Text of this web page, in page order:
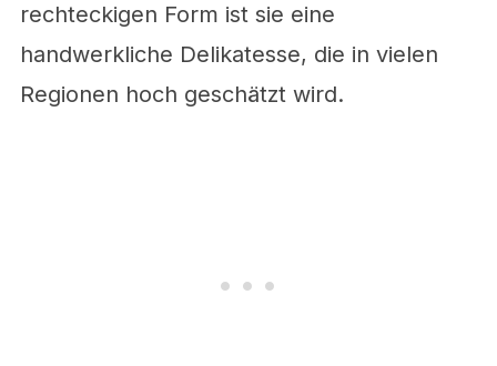
rechteckigen Form ist sie eine
handwerkliche Delikatesse, die in vielen
Regionen hoch geschätzt wird.